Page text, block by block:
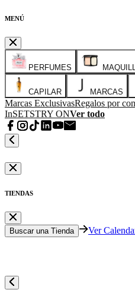
MENÚ
PERFUMES
CAPILAR MARCAS
Marcas ExclusivasRegalos por
InSETSTRY ONVer todo
TIENDAS
Buscar una Tienda Ver